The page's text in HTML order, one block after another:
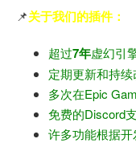
📌关于我们的插件：
超过7年虚幻引
定期更新和持
多次在Epic
免费的Discord
许多功能根据